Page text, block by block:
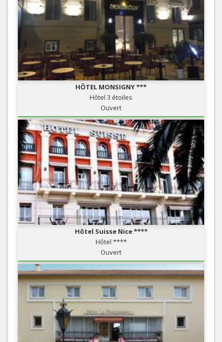
HÔTEL MONSIGNY ***
Hôtel 3 étoiles
Ouvert
Hôtel Suisse Nice ****
Hôtel ****
Ouvert